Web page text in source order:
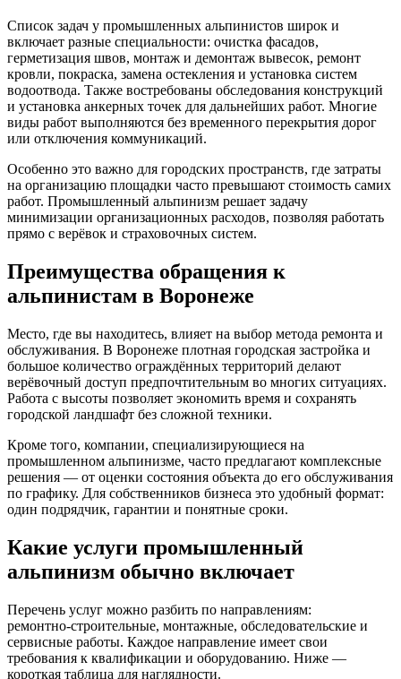
Список задач у промышленных альпинистов широк и
включает разные специальности: очистка фасадов,
герметизация швов, монтаж и демонтаж вывесок, ремонт
кровли, покраска, замена остекления и установка систем
водоотвода. Также востребованы обследования конструкций
и установка анкерных точек для дальнейших работ. Многие
виды работ выполняются без временного перекрытия дорог
или отключения коммуникаций.
Особенно это важно для городских пространств, где затраты
на организацию площадки часто превышают стоимость самих
работ. Промышленный альпинизм решает задачу
минимизации организационных расходов, позволяя работать
прямо с верёвок и страховочных систем.
Преимущества обращения к
альпинистам в Воронеже
Место, где вы находитесь, влияет на выбор метода ремонта и
обслуживания. В Воронеже плотная городская застройка и
большое количество ограждённых территорий делают
верёвочный доступ предпочтительным во многих ситуациях.
Работа с высоты позволяет экономить время и сохранять
городской ландшафт без сложной техники.
Кроме того, компании, специализирующиеся на
промышленном альпинизме, часто предлагают комплексные
решения — от оценки состояния объекта до его обслуживания
по графику. Для собственников бизнеса это удобный формат:
один подрядчик, гарантии и понятные сроки.
Какие услуги промышленный
альпинизм обычно включает
Перечень услуг можно разбить по направлениям:
ремонтно‑строительные, монтажные, обследовательские и
сервисные работы. Каждое направление имеет свои
требования к квалификации и оборудованию. Ниже —
короткая таблица для наглядности.